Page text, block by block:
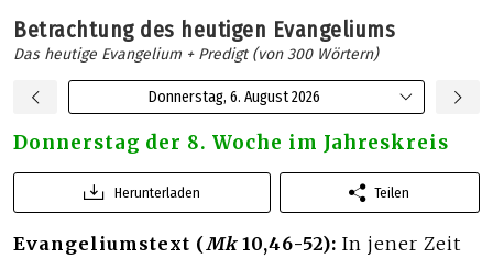
Betrachtung des heutigen Evangeliums
Das heutige Evangelium + Predigt (von 300 Wörtern)
Donnerstag, 6. August 2026
Donnerstag der 8. Woche im Jahreskreis
Herunterladen Teilen
Evangeliumstext (Mk10,46-52): In jener Zeit